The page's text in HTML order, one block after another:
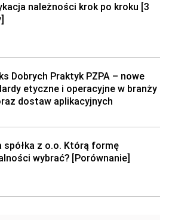
należności krok po kroku [3
Dobrych Praktyk PZPA – nowe
etyczne i operacyjne w branży
dostaw aplikacyjnych
spółka z o.o. Którą formę
wybrać? [Porównanie]